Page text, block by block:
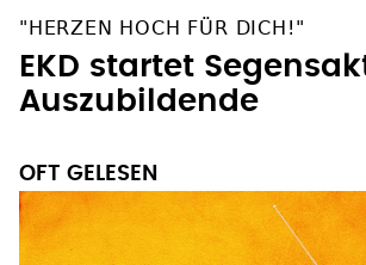
"HERZEN HOCH FÜR DICH!"
EKD startet
OFT GELESEN